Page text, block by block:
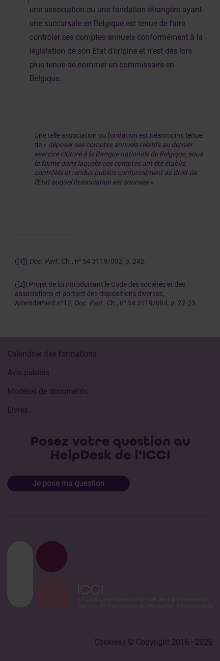
une association ou une fondation étrangère ayant
une succursale en Belgique est tenue de faire
contrôler ses comptes annuels conformément à la
législation de son Etat d’origine et n’est dès lors
plus tenue de nommer un commissaire en
Belgique.
Une telle association ou fondation est néanmoins tenue
de « déposer ses comptes annuels relatifs au dernier
exercice clôturé à la Banque nationale de Belgique, sous
la forme dans laquelle ces comptes ont été établis,
contrôlés et rendus publics conformément au droit de
l'Etat auquel l'association est soumise».
([1]) Doc. Parl., Ch., n° 54 3119/002, p. 242.
([2]) Projet de loi introduisant le Code des sociétés et des
associations et portant des dispositions diverses,
Amendement n°12, Doc. Parl., Ch., n° 54 3119/004, p. 22-23.
Calendrier des formations
Avis publiés
Modèles de documents
Livres
Posez votre question au
HelpDesk de l'ICCI
Je pose ma question
Cookies | © Copyright 2016 - 2026